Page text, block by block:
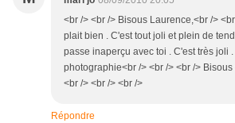
<br /> <br /> Bisous Laurence,<br />
plait bien . C'est tout joli et plein de
passe inaperçu avec toi . C'est très joli
photographie<br /> <br /> <br />
<br /> <br /> <br />
Répondre